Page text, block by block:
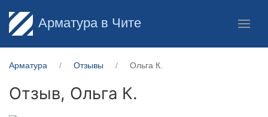
Арматура в Чите
Арматура Отзывы Ольга К.
Отзыв, Ольга К.